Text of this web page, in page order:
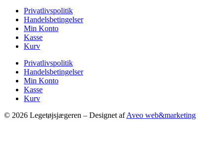
Privatlivspolitik
Handelsbetingelser
Min Konto
Kasse
Kurv
Privatlivspolitik
Handelsbetingelser
Min Konto
Kasse
Kurv
© 2026 Legetøjsjægeren – Designet afAveo web&marketing